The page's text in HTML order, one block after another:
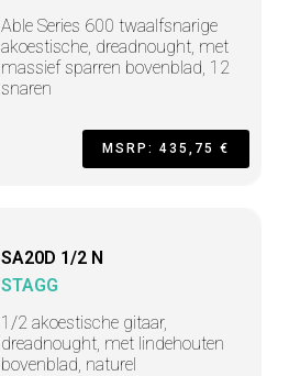
Able Series 600 twaalfsnarige
akoestische, dreadnought, met
massief sparren bovenblad, 12
snaren
MSRP: 435,75 €
SA20D 1/2 N
STAGG
1/2 akoestische gitaar,
dreadnought, met lindehouten
bovenblad, naturel